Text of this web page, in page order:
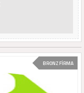
BRONZ FİRMA